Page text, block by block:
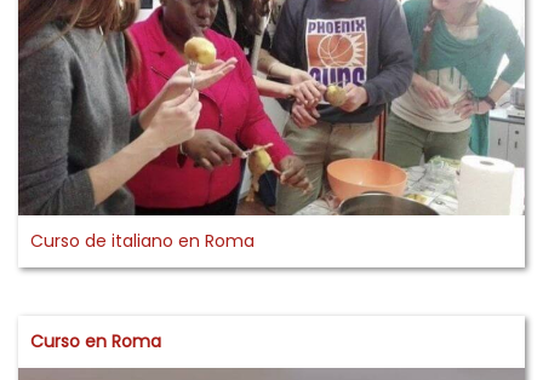
Curso de italiano en Roma
Curso en Roma